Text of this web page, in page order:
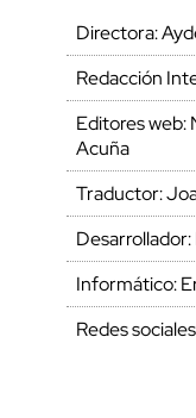
Directora:
Redacción
Editores web:
Acuña
Traductor:
Informático:
Redes